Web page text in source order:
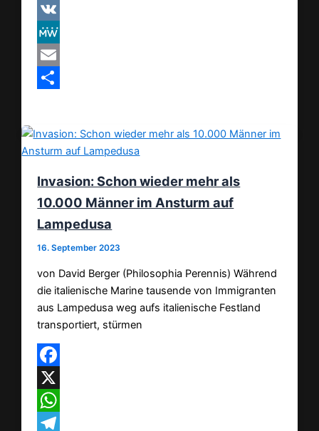
Pinterest
VK
MeWe
Email
Invasion: Schon wieder mehr als
10.000 Männer im Ansturm auf
Lampedusa
16. September 2023
von David Berger (Philosophia Perennis) Während
die italienische Marine tausende von Immigranten
aus Lampedusa weg aufs italienische Festland
transportiert, stürmen
Facebook
X
WhatsApp